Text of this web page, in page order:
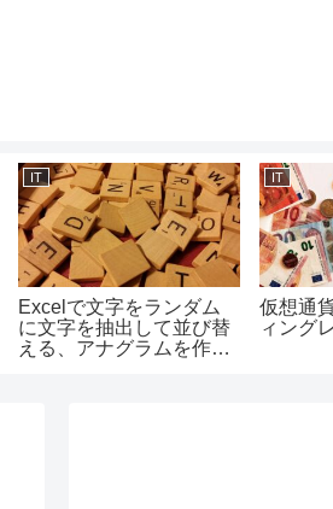
IT
Excelで文字をランダム
に文字を抽出して並び替
える、アナグラムを作る
IT
仮想通
ィング